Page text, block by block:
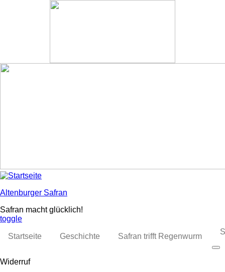
Altenburger Safran
Safran macht glücklich!
toggle
Startseite Geschichte Safran trifft Regenwurm
Widerruf